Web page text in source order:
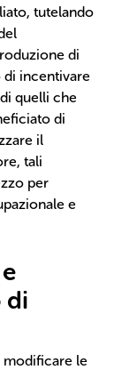
tutelando
di
incentivare
quelli che
di
il
tali
per
e
di
le